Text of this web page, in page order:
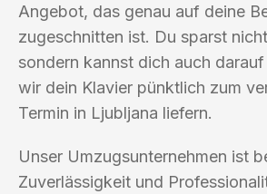
Angebot, das genau auf deine
zugeschnitten ist. Du sparst
sondern kannst dich auch
wir dein Klavier pünktlich zum
Termin in Ljubljana liefern.
Unser Umzugsunternehmen ist
Zuverlässigkeit und